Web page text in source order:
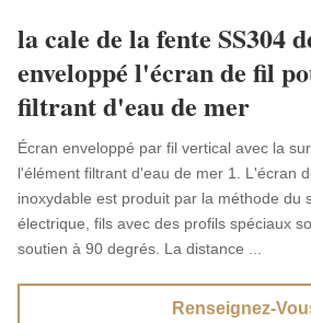
la cale de la fente SS304
enveloppé l'écran de fil
filtrant d'eau de mer
Écran enveloppé par fil vertical avec la
l'élément filtrant d'eau de mer 1. L'écran
inoxydable est produit par la méthode du
électrique, fils avec des profils spéciaux
soutien à 90 degrés. La distance ...
Renseignez-